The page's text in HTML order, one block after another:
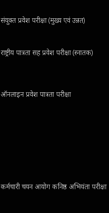
संयुक्त प्रवेश परीक्षा (मुख्य एवं उन्नत)
राष्ट्रीय पात्रता सह प्रवेश परीक्षा (स्नातक)
ऑनलाइन प्रवेश पात्रता परीक्षा
कर्मचारी चयन आयोग कनिष्ठ अभियंता परीक्षा